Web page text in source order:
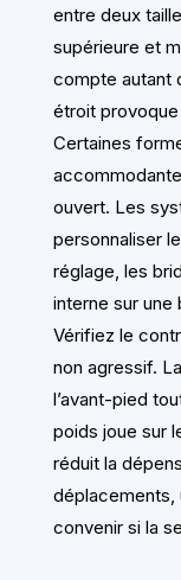
entre deux
supérieure et
compte autant
étroit
Certaines
ouvert. Les
personnaliser
réglage, les
interne sur une
Vérifiez le
non agressif.
l’avant-pied
poids joue sur
réduit la
déplacements,
convenir si la